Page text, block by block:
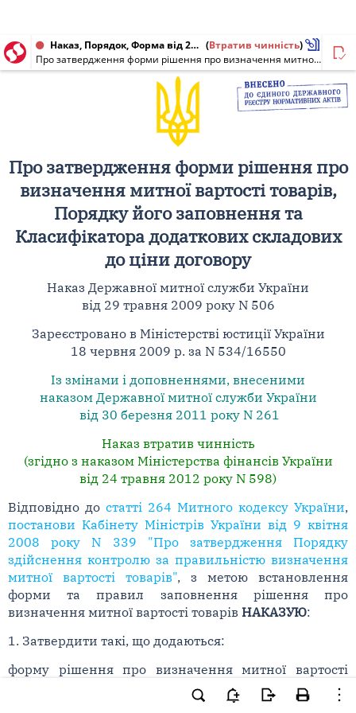
Наказ, Порядок, Форма від 29.05.2009 № 506 (Втратив чинність)
Про затвердження форми рішення про визначення митної вартості товарів, Порядку його заповнення та Класифікатора додаткових складових до ціни договору